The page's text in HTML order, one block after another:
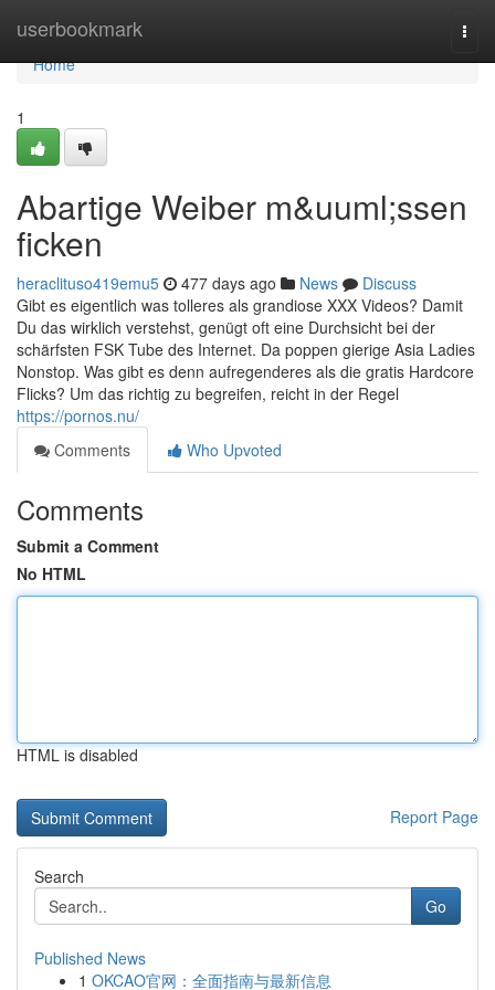
userbookmark
Home
Home
1
Abartige Weiber m&uuml;ssen
ficken
heraclituso419emu5 477 days ago News
Discuss
Gibt es eigentlich was tolleres als grandiose XXX Videos? Damit
Du das wirklich verstehst, genügt oft eine Durchsicht bei der
schärfsten FSK Tube des Internet. Da poppen gierige Asia Ladies
Nonstop. Was gibt es denn aufregenderes als die gratis Hardcore
Flicks? Um das richtig zu begreifen, reicht in der Regel
https://pornos.nu/
Comments
Who Upvoted
Comments
Submit a Comment
No HTML
HTML is disabled
Report Page
Search
Go
Published News
1 OKCAO官网：全面指南与最新信息